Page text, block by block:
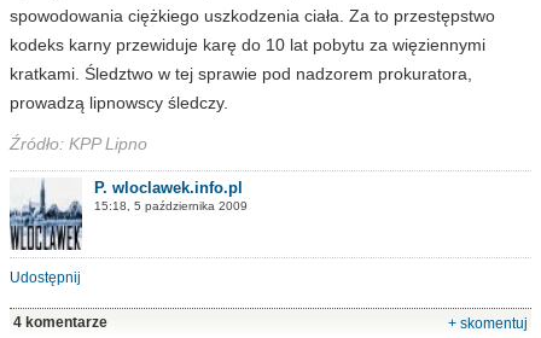
spowodowania ciężkiego uszkodzenia ciała. Za to przestępstwo
kodeks karny przewiduje karę do 10 lat pobytu za więziennymi
kratkami. Śledztwo w tej sprawie pod nadzorem prokuratora,
prowadzą lipnowscy śledczy.
Źródło: KPP Lipno
P. wloclawek.info.pl
15:18, 5 października 2009
Udostępnij
4 komentarze
+ skomentuj